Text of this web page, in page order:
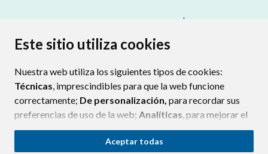
Este sitio utiliza cookies
Nuestra web utiliza los siguientes tipos de cookies:
Técnicas, imprescindibles para que la web funcione
correctamente; De personalización, para recordar sus
preferencias de uso de la web; Analíticas, para mejorar el
funcionamiento de la web y sus servicios.
Aceptar todas
AVISO LEGAL
PROTECCIÓN DE DATOS
POLÍTICA DE COOKIES